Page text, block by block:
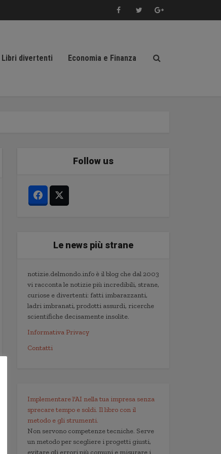
Libri divertenti Economia e Finanza
Follow us
Le news più strane
notizie.delmondo.info è il blog che dal 2003
vi racconta le notizie più incredibili, strane,
curiose e divertenti: fatti imbarazzanti,
ladri imbranati, prodotti assurdi, ricerche
scientifiche decisamente insolite.
Informativa Privacy
Contatti
Implementare l'AI nella tua impresa senza
sprecare tempo e soldi. Il libro con il
metodo e gli strumenti.
Non servono competenze tecniche. Serve
un metodo per scegliere i progetti giusti,
evitare gli errori più comuni e misurare i